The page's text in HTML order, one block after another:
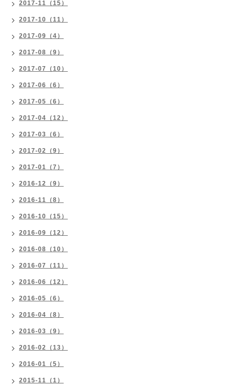
2017-11（15）
2017-10（11）
2017-09（4）
2017-08（9）
2017-07（10）
2017-06（6）
2017-05（6）
2017-04（12）
2017-03（6）
2017-02（9）
2017-01（7）
2016-12（9）
2016-11（8）
2016-10（15）
2016-09（12）
2016-08（10）
2016-07（11）
2016-06（12）
2016-05（6）
2016-04（8）
2016-03（9）
2016-02（13）
2016-01（5）
2015-11（1）